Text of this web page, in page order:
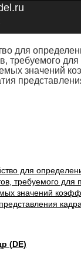
для
требуемого
значений
(DE)